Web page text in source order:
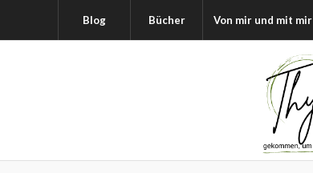
Blog Bücher Von mir und mit mir